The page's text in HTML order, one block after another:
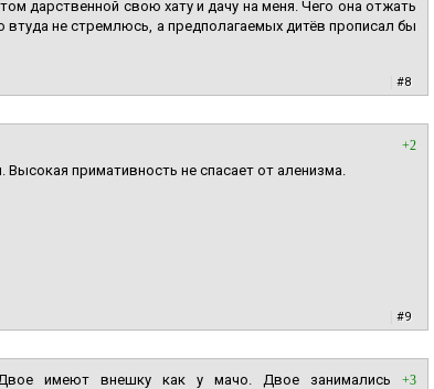
дарственной свою хату и дачу на меня. Чего она отжать
не стремлюсь, а предполагаемых дитёв прописал бы
#8
+2
примативность не спасает от аленизма.
#9
+3
имеют внешку как у мачо. Двое занимались